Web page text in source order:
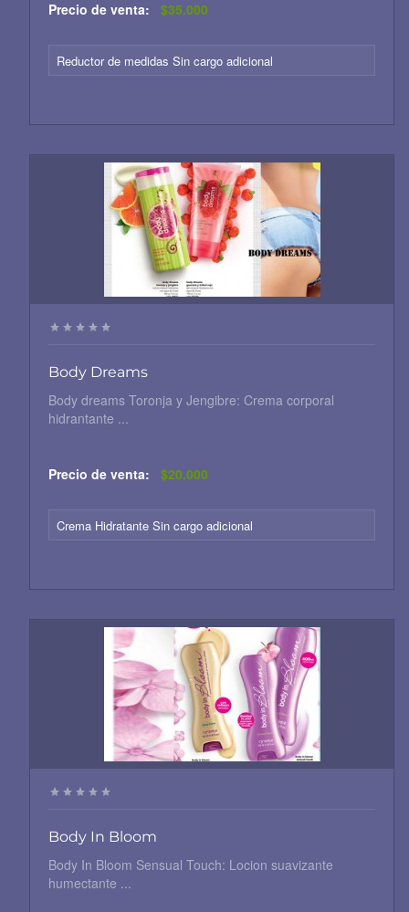
Precio de venta: $35.000
Reductor de medidas Sin cargo adicional
Body Dreams
Body dreams Toronja y Jengibre: Crema corporal
hidrantante ...
Precio de venta: $20.000
Crema Hidratante Sin cargo adicional
Body In Bloom
Body In Bloom Sensual Touch: Locion suavizante
humectante ...